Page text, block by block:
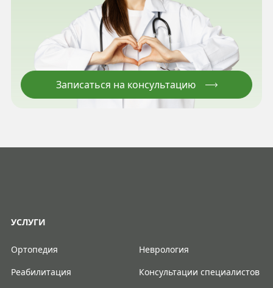
Записаться на консультацию
УСЛУГИ
Ортопедия
Неврология
Реабилитация
Консультации специалистов